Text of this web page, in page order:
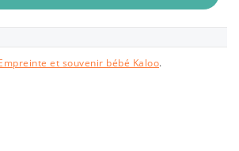
et souvenir bébé Kaloo.